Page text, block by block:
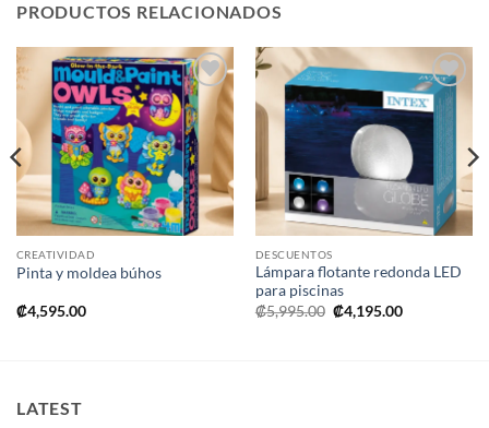
PRODUCTOS RELACIONADOS
Añadir
a la
lista de
deseos
CREATIVIDAD
Pinta y moldea búhos
₡4,595.00
Añadir
a la
lista de
DESCUENTOS
Lámpara flotante redonda LED
para piscinas
₡5,995.00 El
precio
₡4,195.00El
LATEST